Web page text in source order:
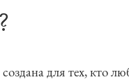
для тех, кто